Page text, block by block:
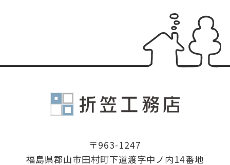
〒963-1247
福島県郡山市田村町下道渡字中ノ内14番地